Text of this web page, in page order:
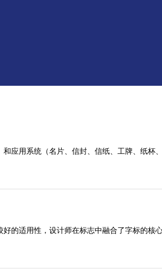
应用系统（名片、信封、信纸、工牌、纸杯
的适用性，设计师在标志中融合了字标的核